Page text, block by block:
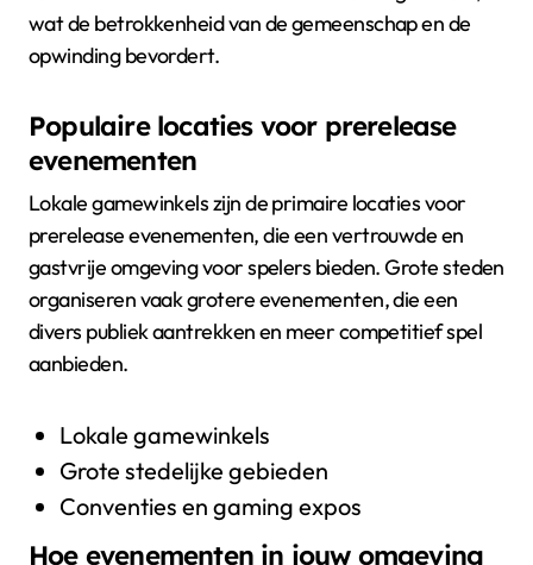
wat de betrokkenheid van de gemeenschap en de
opwinding bevordert.
Populaire locaties voor prerelease
evenementen
Lokale gamewinkels zijn de primaire locaties voor
prerelease evenementen, die een vertrouwde en
gastvrije omgeving voor spelers bieden. Grote steden
organiseren vaak grotere evenementen, die een
divers publiek aantrekken en meer competitief spel
aanbieden.
Lokale gamewinkels
Grote stedelijke gebieden
Conventies en gaming expos
Hoe evenementen in jouw omgeving